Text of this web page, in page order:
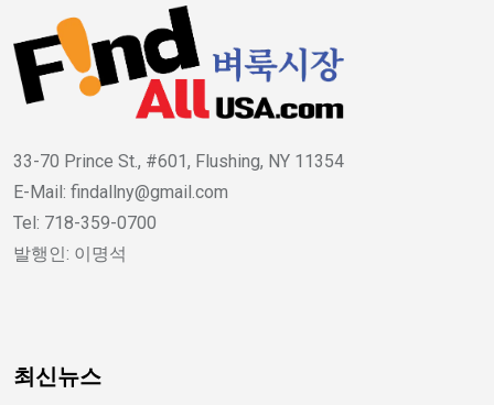
33-70 Prince St., #601, Flushing, NY 11354
E-Mail: findallny@gmail.com
Tel: 718-359-0700
발행인: 이명석
최신뉴스